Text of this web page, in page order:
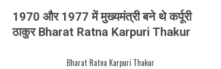
1970 और 1977 में मुख्यमंत्री बने थे कर्पूरी
ठाकुर Bharat Ratna Karpuri Thakur
Bharat Ratna Karpuri Thakur